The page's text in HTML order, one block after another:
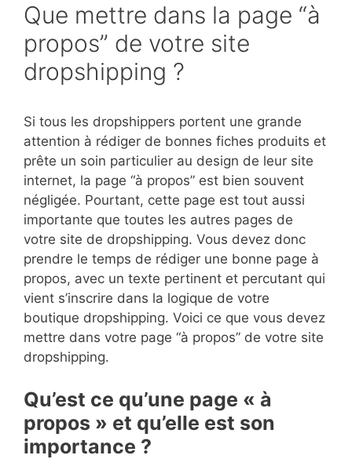
Que mettre dans la page “à
propos” de votre site
dropshipping ?
Si tous les dropshippers portent une grande
attention à rédiger de bonnes fiches produits et
prête un soin particulier au design de leur site
internet, la page “à propos” est bien souvent
négligée. Pourtant, cette page est tout aussi
importante que toutes les autres pages de
votre site de dropshipping. Vous devez donc
prendre le temps de rédiger une bonne page à
propos, avec un texte pertinent et percutant qui
vient s’inscrire dans la logique de votre
boutique dropshipping. Voici ce que vous devez
mettre dans votre page “à propos” de votre site
dropshipping.
Qu’est ce qu’une page « à
propos » et qu’elle est son
importance ?